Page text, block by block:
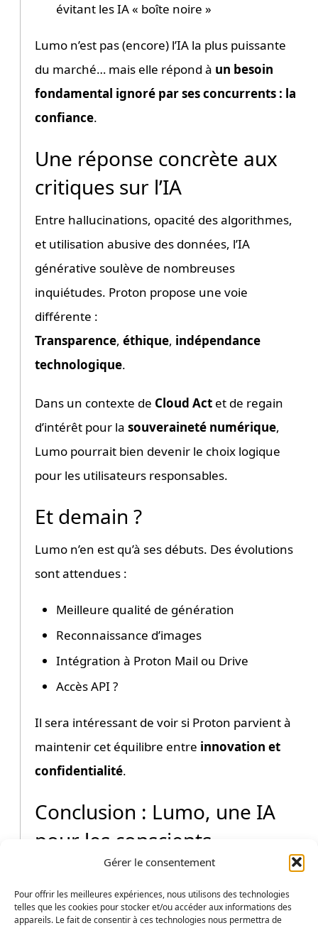
Gérer le consentement
Pour offrir les meilleures expériences, nous utilisons des technologies
telles que les cookies pour stocker et/ou accéder aux informations des
appareils. Le fait de consentir à ces technologies nous permettra de
évitant les IA « boîte noire »
Lumo n’est pas (encore) l’IA la plus puissante
du marché… mais elle répond à un besoin
fondamental ignoré par ses concurrents : la
confiance.
Une réponse concrète aux
critiques sur l’IA
Entre hallucinations, opacité des algorithmes,
et utilisation abusive des données, l’IA
générative soulève de nombreuses
inquiétudes. Proton propose une voie
différente :
Transparence,éthique, indépendance
technologique.
Dans un contexte de Cloud Act et de regain
d’intérêt pour lasouveraineté numérique,
Lumo pourrait bien devenir le choix logique
pour les utilisateurs responsables.
Et demain ?
Lumo n’en est qu’à ses débuts. Des évolutions
sont attendues :
Meilleure qualité de génération
Reconnaissance d’images
Intégration à Proton Mail ou Drive
Accès API ?
Il sera intéressant de voir si Proton parvient à
maintenir cet équilibre entre innovation et
confidentialité.
Conclusion : Lumo, une IA
pour les conscients
grand public, alignée sur desvaleurs de
protection de la vie privée, hébergée en